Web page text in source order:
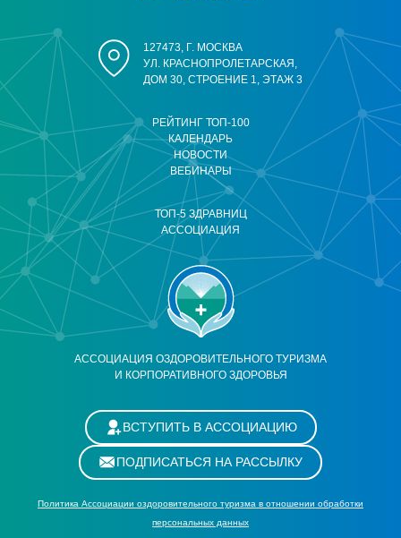
АССОЦИАЦИЯ ОЗДОРОВИТЕЛЬНОГО ТУРИЗМА
И КОРПОРАТИВНОГО ЗДОРОВЬЯ
РЕЙТИНГ ТОП-100
КАЛЕНДАРЬ
НОВОСТИ
ВЕБИНАРЫ
ТОП-5 ЗДРАВНИЦ
АССОЦИАЦИЯ
127473, Г. МОСКВА
УЛ. КРАСНОПРОЛЕТАРСКАЯ,
ДОМ 30, СТРОЕНИЕ 1, ЭТАЖ 3
ВСТУПИТЬ В АССОЦИАЦИЮ
ПОДПИСАТЬСЯ НА РАССЫЛКУ
Политика Ассоциации оздоровительного туризма в отношении обработки
персональных данных